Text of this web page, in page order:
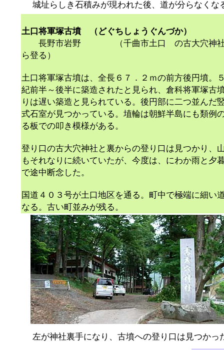
城址らしき石積みが現われた後、道が分らなくな
土口将軍塚古墳（どぐちしょうぐんづか）
長野市岩野 （千曲市土口 の古大穴神
ら登る）
土口将軍塚古墳は、全長６７．２ｍの前方後円墳。
紀前半～後半に築造されたと見られ、倉科将軍塚古
りは遅い築造と見られている。後円部に二つ並んだ
式石室が見つかっている。埴輪は朝鮮半島にも類例
る板での叩き模様がある。
登り口の古大穴神社と裏からの登り口は見つかり、
もそれなりに続いていたが、今度は、にわか雨と夕
で途中断念した。
国道４０３号が土口地区を通る。町中で極端に細い
なる。古い町並みが残る。
左が神社裏手になり、古墳への登り口は見つかっ